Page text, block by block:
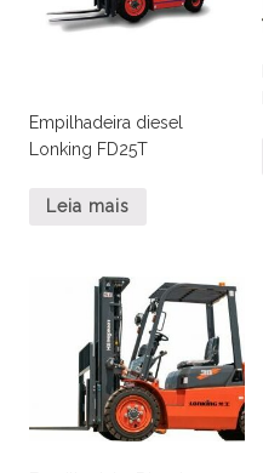
Empilhadeira diesel
Lonking FD25T
Leia mais